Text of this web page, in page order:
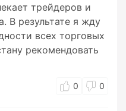
трейдеров и
В результате я жду
всех торговых
рекомендовать
0 0